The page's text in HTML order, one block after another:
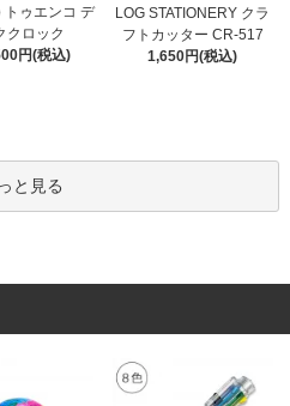
トゥエンコ デ
クロック
円(税込)
LOG STATIONERY クラ
フトカッター CR-517
1,650円(税込)
と見る